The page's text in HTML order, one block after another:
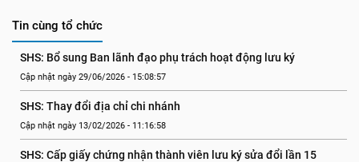
Tin cùng tổ chức
SHS: Bổ sung Ban lãnh đạo phụ trách hoạt động lưu ký
Cập nhật ngày 29/06/2026 - 15:08:57
SHS: Thay đổi địa chỉ chi nhánh
Cập nhật ngày 13/02/2026 - 11:16:58
SHS: Cấp giấy chứng nhận thành viên lưu ký sửa đổi lần 15